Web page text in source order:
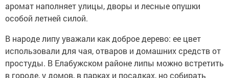
аромат наполняет улицы, дворы и лесные опушки
особой летней силой.
В народе липу уважали как доброе дерево: ее цвет
использовали для чая, отваров и домашних средств от
простуды. В Елабужском районе липы можно встретить
в городе, у домов, в парках и посадках, но собирать